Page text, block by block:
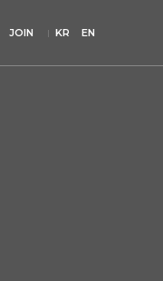
JOIN KR EN